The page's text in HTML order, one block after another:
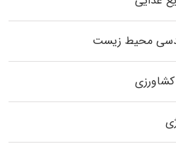
محیط زیست